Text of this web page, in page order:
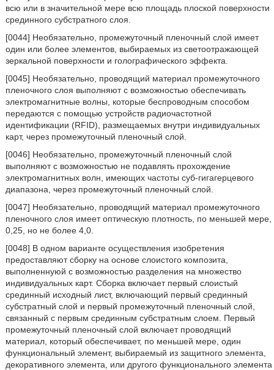
всю или в значительной мере всю площадь плоской поверхности
срединного субстратного слоя.
[0044] Необязательно, промежуточный пленочный слой имеет
один или более элементов, выбираемых из светоотражающей
зеркальной поверхности и голографического эффекта.
[0045] Необязательно, проводящий материал промежуточного
пленочного слоя выполняют с возможностью обеспечивать
электромагнитные волны, которые беспроводным способом
передаются с помощью устройств радиочастотной
идентификации (RFID), размещаемых внутри индивидуальных
карт, через промежуточный пленочный слой.
[0046] Необязательно, промежуточный пленочный слой
выполняют с возможностью не подавлять прохождение
электромагнитных волн, имеющих частоты суб-гигагерцевого
диапазона, через промежуточный пленочный слой.
[0047] Необязательно, проводящий материал промежуточного
пленочного слоя имеет оптическую плотность, по меньшей мере,
0,25, но не более 4,0.
[0048] В одном варианте осуществления изобретения
предоставляют сборку на основе слоистого композита,
выполненнуюй с возможностью разделения на множество
индивидуальных карт. Сборка включает первый слоистый
срединный исходный лист, включающий первый срединный
субстратный слой и первый промежуточный пленочный слой,
связанный с первым срединным субстратным слоем. Первый
промежуточный пленочный слой включает проводящий
материал, который обеспечивает, по меньшей мере, один
функциональный элемент, выбираемый из защитного элемента,
декоративного элемента, или другого функционального элемента